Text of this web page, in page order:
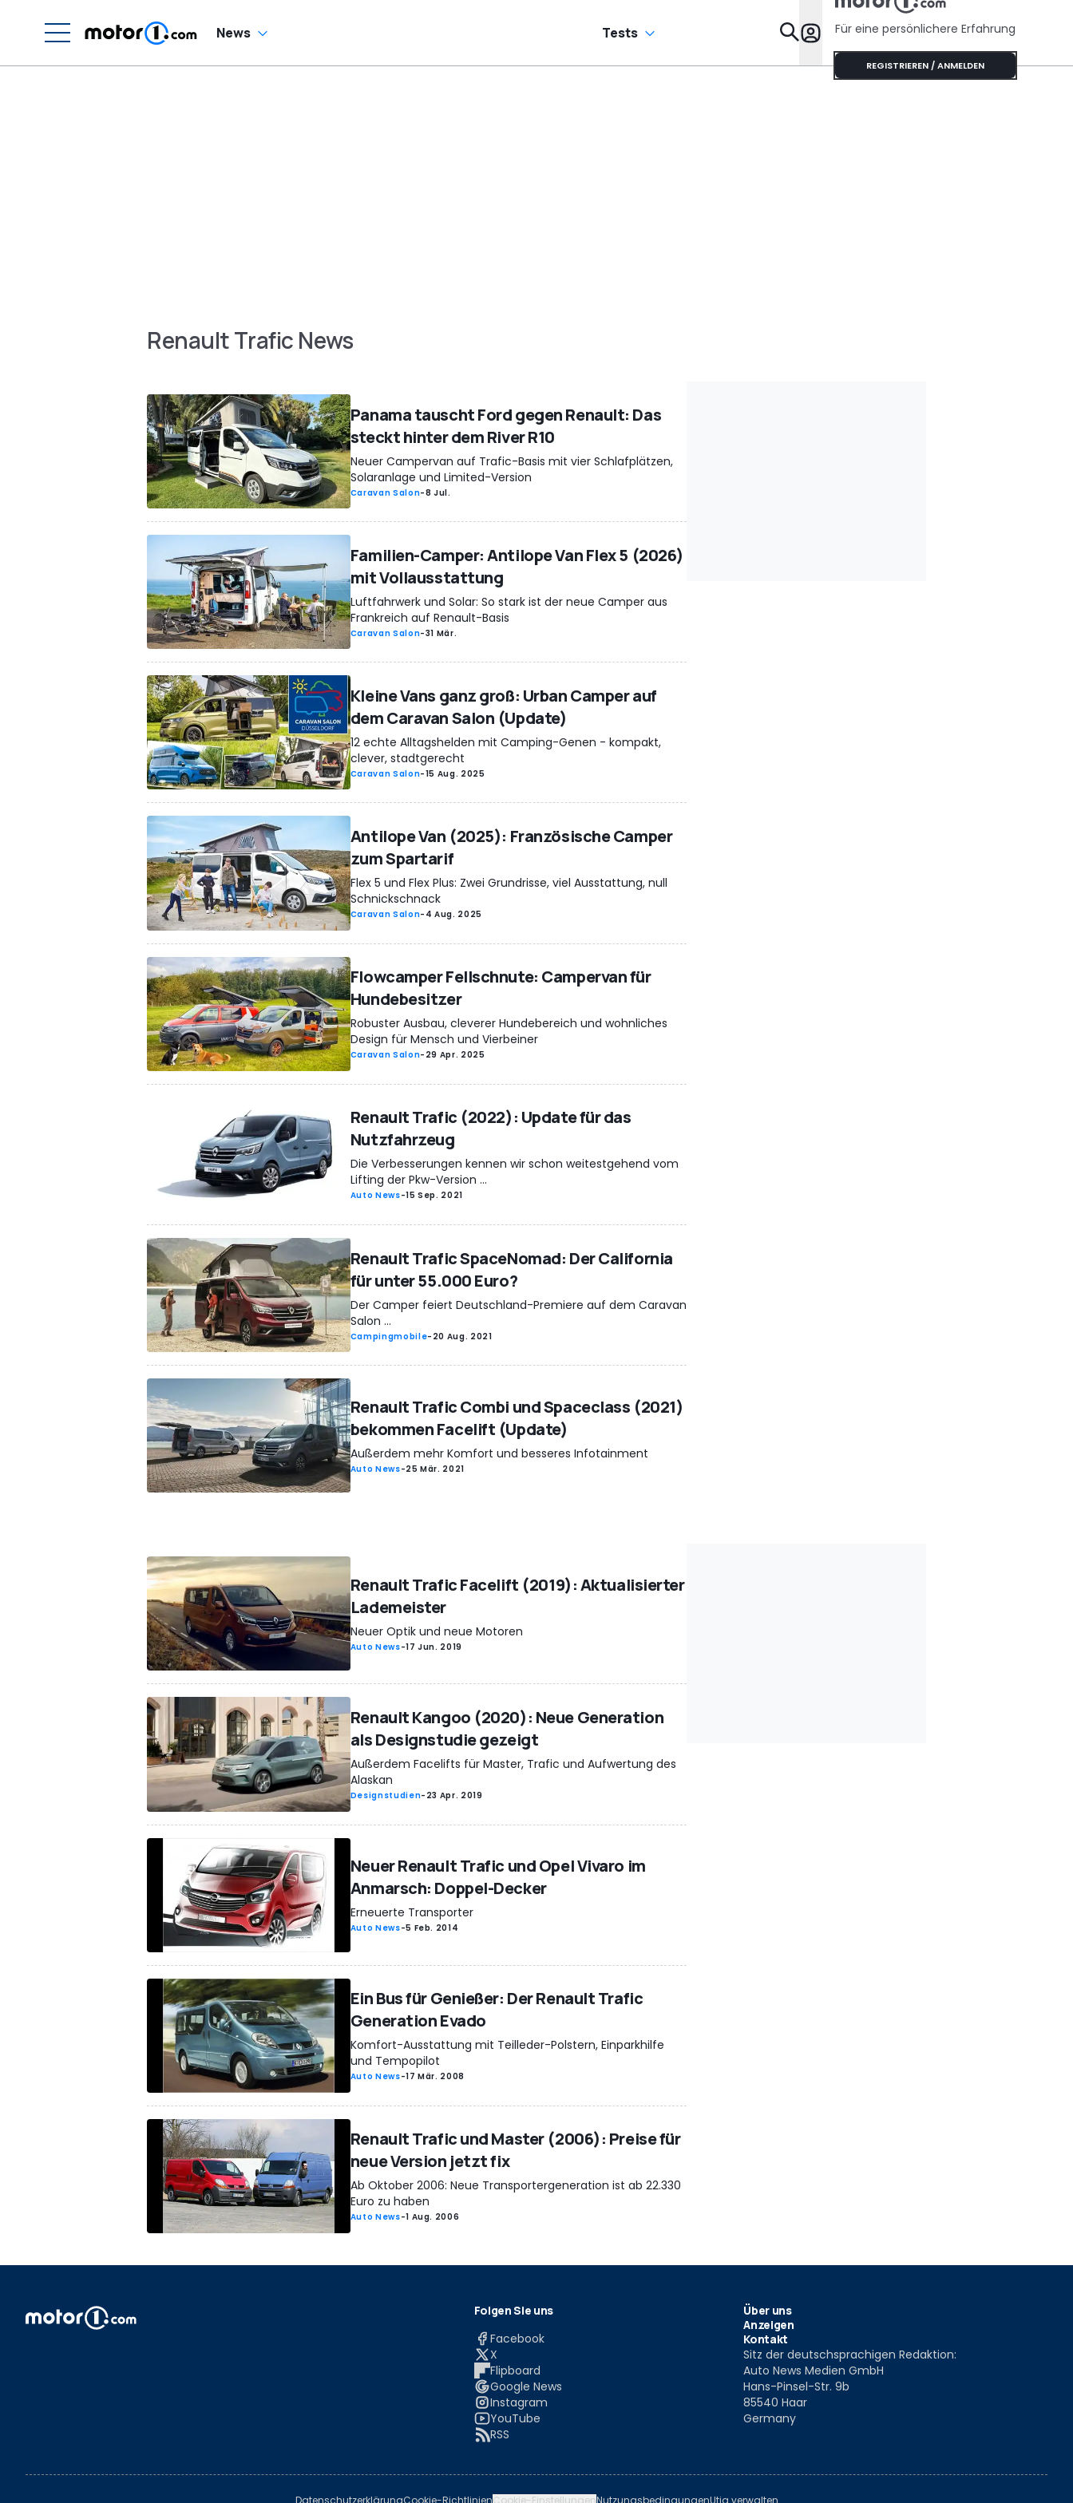
News Tests Specials
Für eine persönlichere Erfahrung
REGISTRIEREN / ANMELDEN
Renault Trafic News
Panama tauscht Ford gegen Renault: Das
steckt hinter dem River R10
Neuer Campervan auf Trafic-Basis mit vier Schlafplätzen,
Solaranlage und Limited-Version
Caravan Salon-8 Jul.
Familien-Camper: Antilope Van Flex 5 (2026)
mit Vollausstattung
Luftfahrwerk und Solar: So stark ist der neue Camper aus
Frankreich auf Renault-Basis
Caravan Salon-31 Mär.
Kleine Vans ganz groß: Urban Camper auf
dem Caravan Salon (Update)
12 echte Alltagshelden mit Camping-Genen - kompakt,
clever, stadtgerecht
Caravan Salon-15 Aug. 2025
Antilope Van (2025): Französische Camper
zum Spartarif
Flex 5 und Flex Plus: Zwei Grundrisse, viel Ausstattung, null
Schnickschnack
Caravan Salon- 4 Aug. 2025
Flowcamper Fellschnute: Campervan für
Hundebesitzer
Robuster Ausbau, cleverer Hundebereich und wohnliches
Design für Mensch und Vierbeiner
Caravan Salon- 29 Apr. 2025
Renault Trafic (2022): Update für das
Nutzfahrzeug
Die Verbesserungen kennen wir schon weitestgehend vom
Lifting der Pkw-Version ...
Auto News-15 Sep. 2021
Renault Trafic SpaceNomad: Der California
für unter 55.000 Euro?
Der Camper feiert Deutschland-Premiere auf dem Caravan
Salon ...
Campingmobile- 20 Aug. 2021
Renault Trafic Combi und Spaceclass (2021)
bekommen Facelift (Update)
Außerdem mehr Komfort und besseres Infotainment
Auto News-25 Mär. 2021
Renault Trafic Facelift (2019): Aktualisierter
Lademeister
Neuer Optik und neue Motoren
Auto News-17 Jun. 2019
Renault Kangoo (2020): Neue Generation
als Designstudie gezeigt
Außerdem Facelifts für Master, Trafic und Aufwertung des
Alaskan
Designstudien- 23 Apr. 2019
Neuer Renault Trafic und Opel Vivaro im
Anmarsch: Doppel-Decker
Erneuerte Transporter
Auto News-5 Feb. 2014
Ein Bus für Genießer: Der Renault Trafic
Generation Evado
Komfort-Ausstattung mit Teilleder-Polstern, Einparkhilfe
und Tempopilot
Auto News-17 Mär. 2008
Renault Trafic und Master (2006): Preise für
neue Version jetzt fix
Ab Oktober 2006: Neue Transportergeneration ist ab 22.330
Euro zu haben
Auto News-1 Aug. 2006
Folgen Sie uns
Facebook
X
Flipboard
Google News
Instagram
YouTube
RSS
Über uns
Anzeigen
Kontakt
Sitz der deutschsprachigen Redaktion:
Auto News Medien GmbH
Hans-Pinsel-Str. 9b
85540 Haar
Germany
DatenschutzerklärungCookie-RichtlinienCookie-EinstellungenNutzungsbedingungenUtiq verwalten